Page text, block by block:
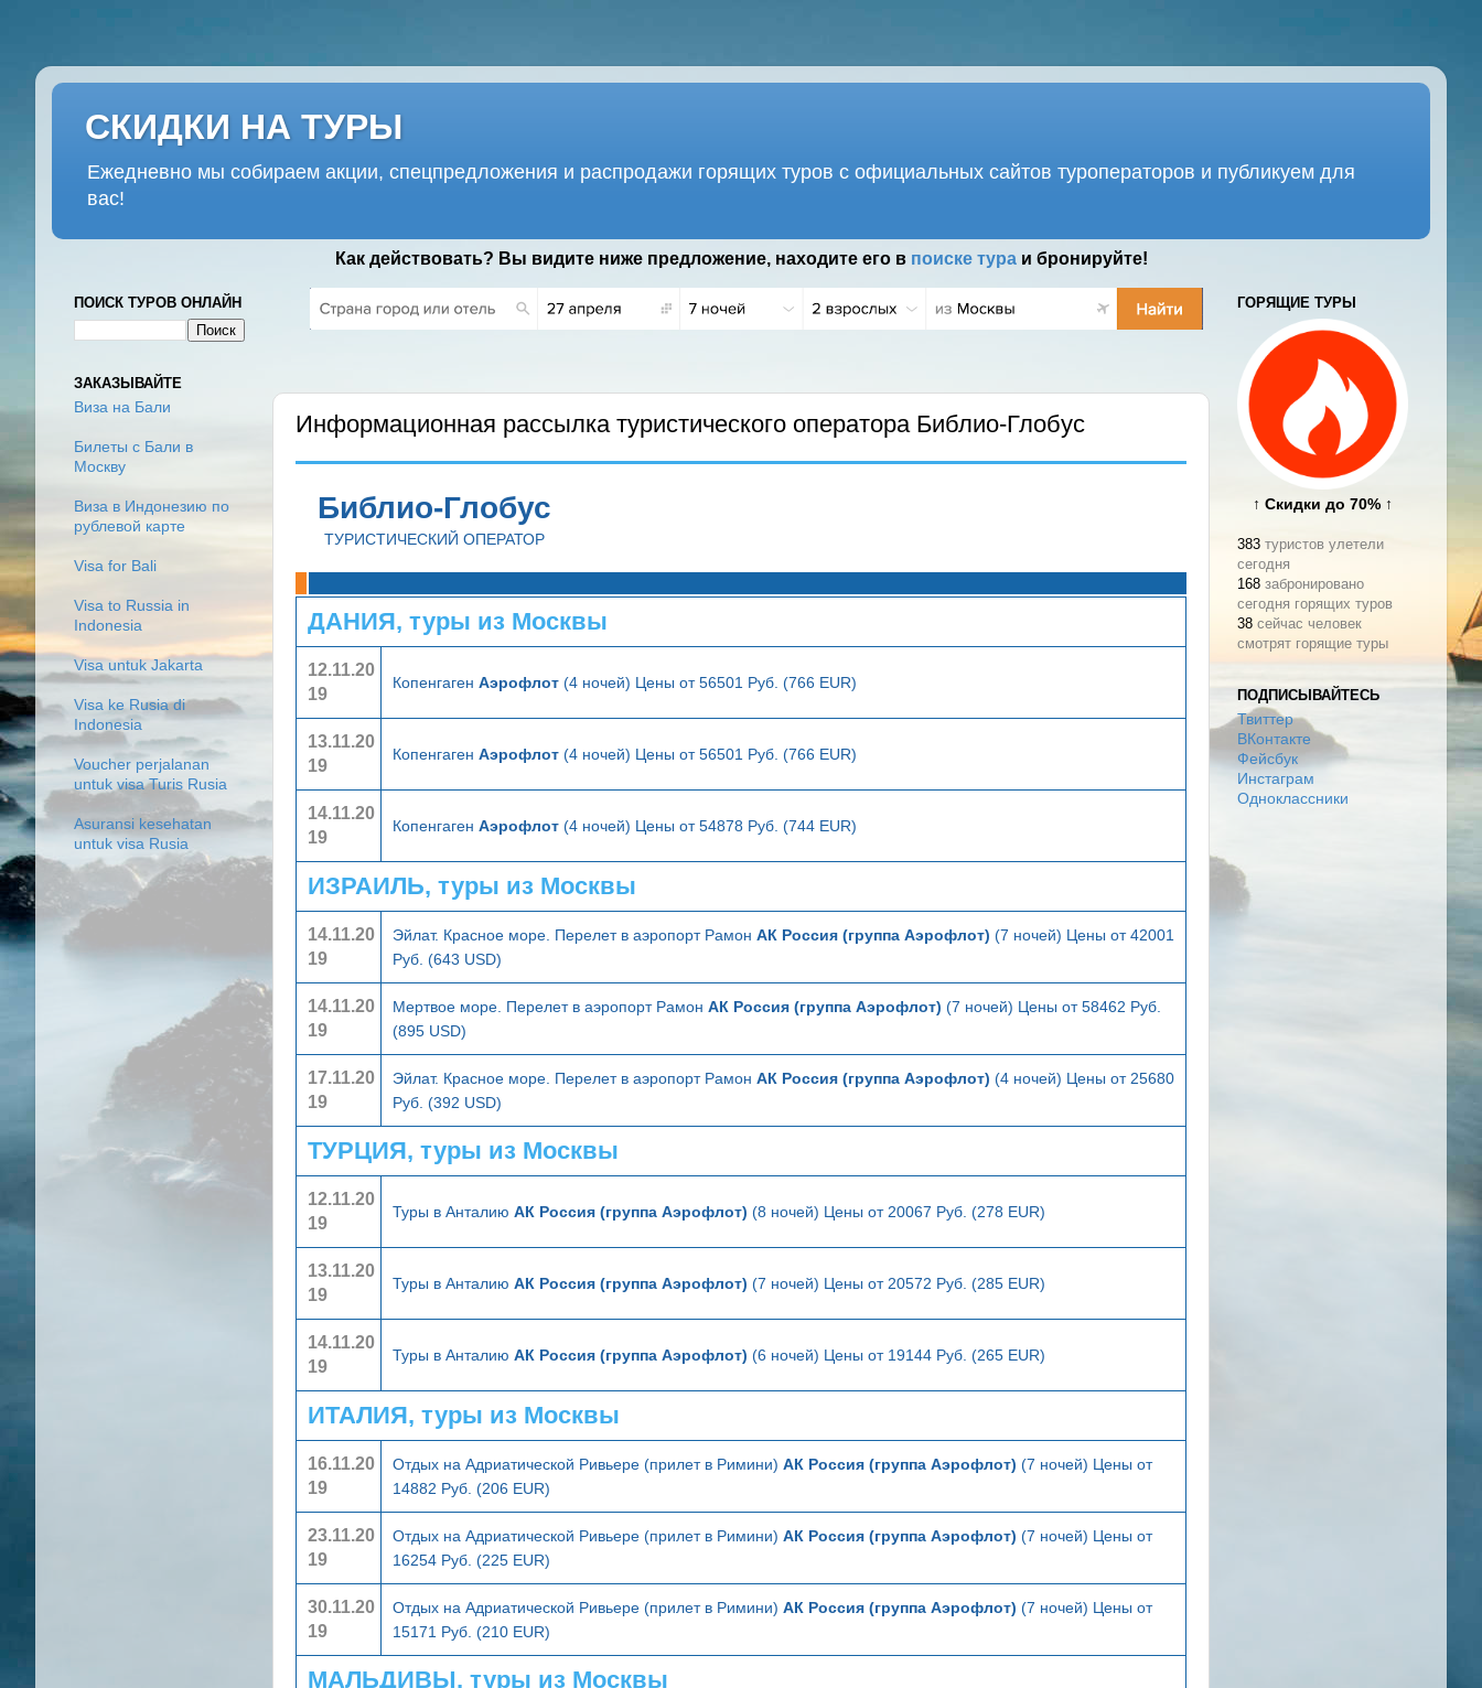
СКИДКИ НА ТУРЫ
Ежедневно мы собираем акции, спецпредложения и распродажи горящих туров с официальных сайтов туроператоров и публикуем для
вас!
Как действовать? Вы видите ниже предложение, находите его в поиске тураи бронируйте!
Информационная рассылка туристического оператора Библио-Глобус
Библио-Глобус
ТУРИСТИЧЕСКИЙ ОПЕРАТОР
ДАНИЯ, туры из Москвы
12.11.20
19
Копенгаген Аэрофлот (4 ночей) Цены от 56501 Руб. (766 EUR)
13.11.20
19
Копенгаген Аэрофлот (4 ночей) Цены от 56501 Руб. (766 EUR)
14.11.20
19
Копенгаген Аэрофлот (4 ночей) Цены от 54878 Руб. (744 EUR)
ИЗРАИЛЬ, туры из Москвы
14.11.20
19
Эйлат. Красное море. Перелет в аэропорт Рамон АК Россия (группа Аэрофлот) (7 ночей) Цены от 42001
Руб. (643 USD)
14.11.20
19
Мертвое море. Перелет в аэропорт Рамон АК Россия (группа Аэрофлот) (7 ночей) Цены от 58462 Руб.
(895 USD)
17.11.20
19
Эйлат. Красное море. Перелет в аэропорт Рамон АК Россия (группа Аэрофлот) (4 ночей) Цены от 25680
Руб. (392 USD)
ТУРЦИЯ, туры из Москвы
12.11.20
19
Туры в Анталию АК Россия (группа Аэрофлот) (8 ночей) Цены от 20067 Руб. (278 EUR)
13.11.20
19
Туры в Анталию АК Россия (группа Аэрофлот) (7 ночей) Цены от 20572 Руб. (285 EUR)
14.11.20
19
Туры в Анталию АК Россия (группа Аэрофлот) (6 ночей) Цены от 19144 Руб. (265 EUR)
ИТАЛИЯ, туры из Москвы
16.11.20
19
Отдых на Адриатической Ривьере (прилет в Римини) АК Россия (группа Аэрофлот) (7 ночей) Цены от
14882 Руб. (206 EUR)
23.11.20
19
Отдых на Адриатической Ривьере (прилет в Римини) АК Россия (группа Аэрофлот) (7 ночей) Цены от
16254 Руб. (225 EUR)
30.11.20
19
Отдых на Адриатической Ривьере (прилет в Римини) АК Россия (группа Аэрофлот) (7 ночей) Цены от
15171 Руб. (210 EUR)
МАЛЬДИВЫ, туры из Москвы
ПОИСК ТУРОВ ОНЛАЙН
ЗАКАЗЫВАЙТЕ
Виза на Бали
Билеты с Бали в
Москву
Виза в Индонезию по
рублевой карте
Visa for Bali
Visa to Russia in
Indonesia
Visa untuk Jakarta
Visa ke Rusia di
Indonesia
Voucher perjalanan
untuk visa Turis Rusia
Asuransi kesehatan
untuk visa Rusia
ГОРЯЩИЕ ТУРЫ
↑ Скидки до 70% ↑
383 туристов улетели
сегодня
168 забронировано
сегодня горящих туров
38 сейчас человек
смотрят горящие туры
ПОДПИСЫВАЙТЕСЬ
Твиттер
ВКонтакте
Фейсбук
Инстаграм
Одноклассники